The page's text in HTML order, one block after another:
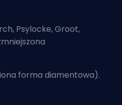
Psylocke, Groot,
forma diamentowa).